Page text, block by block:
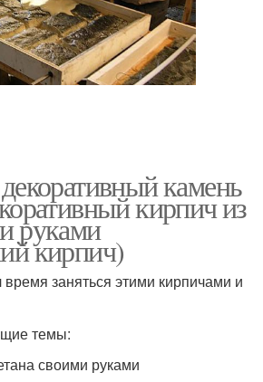
камень
кирпич из
руками
кирпич)
заняться этими кирпичами и
темы:
своими руками